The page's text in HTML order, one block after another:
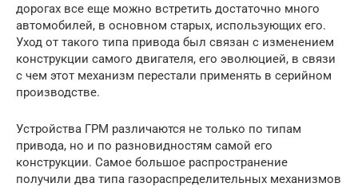
дорогах все еще можно встретить достаточно много
автомобилей, в основном старых, использующих его.
Уход от такого типа привода был связан с изменением
конструкции самого двигателя, его эволюцией, в связи
с чем этот механизм перестали применять в серийном
производстве.
Устройства ГРМ различаются не только по типам
привода, но и по разновидностям самой его
конструкции. Самое большое распространение
получили два типа газораспределительных механизмов